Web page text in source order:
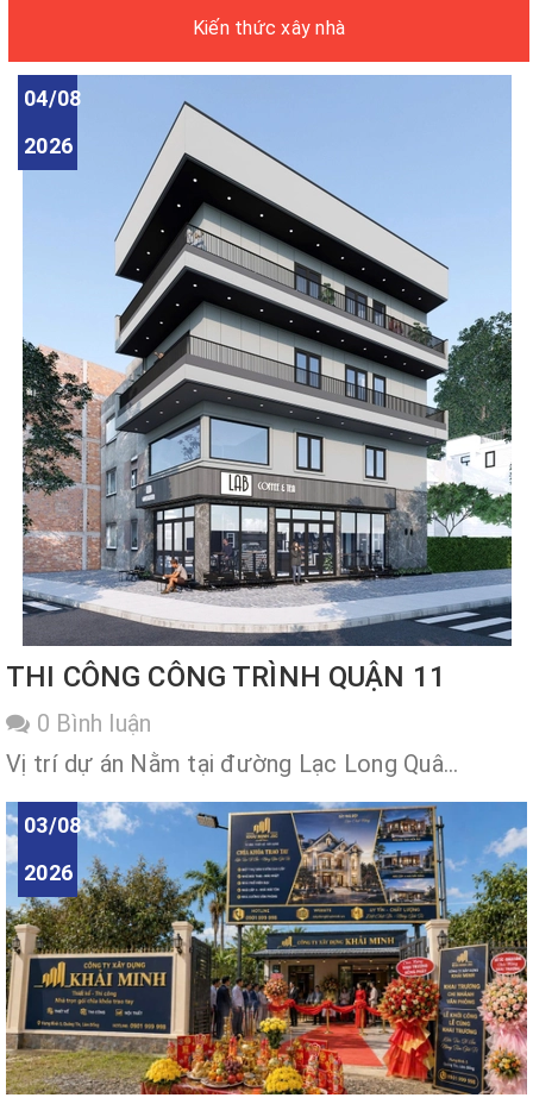
Kiến thức xây nhà
04/08
2026
THI CÔNG CÔNG TRÌNH QUẬN 11
0 Bình luận
Vị trí dự án Nằm tại đường Lạc Long Quâ...
03/08
2026